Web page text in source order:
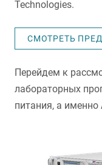
Technologies.
СМОТРЕТЬ
Перейдем к
лабораторных
питания, а именно